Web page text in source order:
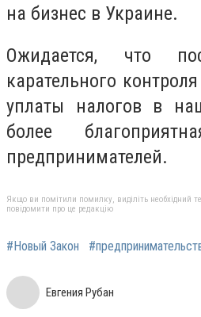
на бизнес в Украине.
Ожидается, что
карательного
уплаты налогов в
более
предпринимателей.
Якщо ви помітили помилку, виділіть необхідний
повідомити про це редакцію
#Новый Закон
Евгения Рубан